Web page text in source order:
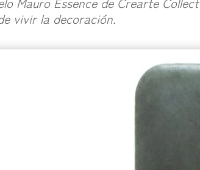
vivir la decoración.‎